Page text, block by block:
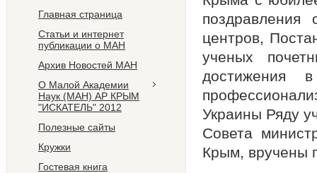
Главная страница
Статьи и интернет
публикации о МАН
Архив Новостей МАН
О Малой Академии
Наук (МАН) АР КРЫМ
"ИСКАТЕЛЬ" 2012
Полезные сайты
Кружки
Гостевая книга
поздравления
центров,
ученых
достижения
Украины Ряду
Совета
Крым, вручены